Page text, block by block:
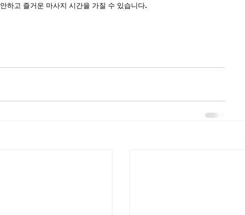
하고 즐거운 마사지 시간을 가질 수 있습니다.